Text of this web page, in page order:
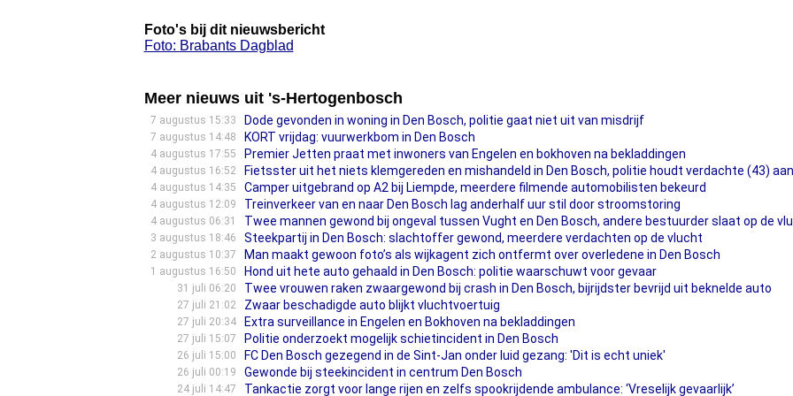
Foto's bij dit nieuwsbericht
Foto: Brabants Dagblad
Meer nieuws uit 's-Hertogenbosch
7 augustus 15:33 Dode gevonden in woning in Den Bosch, politie gaat niet uit van misdrijf
7 augustus 14:48 KORT vrijdag: vuurwerkbom in Den Bosch
4 augustus 17:55 Premier Jetten praat met inwoners van Engelen en bokhoven na bekladdingen
4 augustus 16:52 Fietsster uit het niets klemgereden en mishandeld in Den Bosch, politie houdt verdachte (43) aan
4 augustus 14:35 Camper uitgebrand op A2 bij Liempde, meerdere filmende automobilisten bekeurd
4 augustus 12:09 Treinverkeer van en naar Den Bosch lag anderhalf uur stil door stroomstoring
4 augustus 06:31 Twee mannen gewond bij ongeval tussen Vught en Den Bosch, andere bestuurder slaat op de
3 augustus 18:46 Steekpartij in Den Bosch: slachtoffer gewond, meerdere verdachten op de vlucht
2 augustus 10:37 Man maakt gewoon foto’s als wijkagent zich ontfermt over overledene in Den Bosch
1 augustus 16:50 Hond uit hete auto gehaald in Den Bosch: politie waarschuwt voor gevaar
31 juli 06:20 Twee vrouwen raken zwaargewond bij crash in Den Bosch, bijrijdster bevrijd uit beknelde auto
27 juli 21:02 Zwaar beschadigde auto blijkt vluchtvoertuig
27 juli 20:34 Extra surveillance in Engelen en Bokhoven na bekladdingen
27 juli 15:07 Politie onderzoekt mogelijk schietincident in Den Bosch
26 juli 15:00 FC Den Bosch gezegend in de Sint-Jan onder luid gezang: 'Dit is echt uniek'
26 juli 00:19 Gewonde bij steekincident in centrum Den Bosch
24 juli 14:47 Tankactie zorgt voor lange rijen en zelfs spookrijdende ambulance: ‘Vreselijk gevaarlijk’